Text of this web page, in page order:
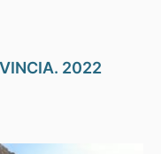
2022